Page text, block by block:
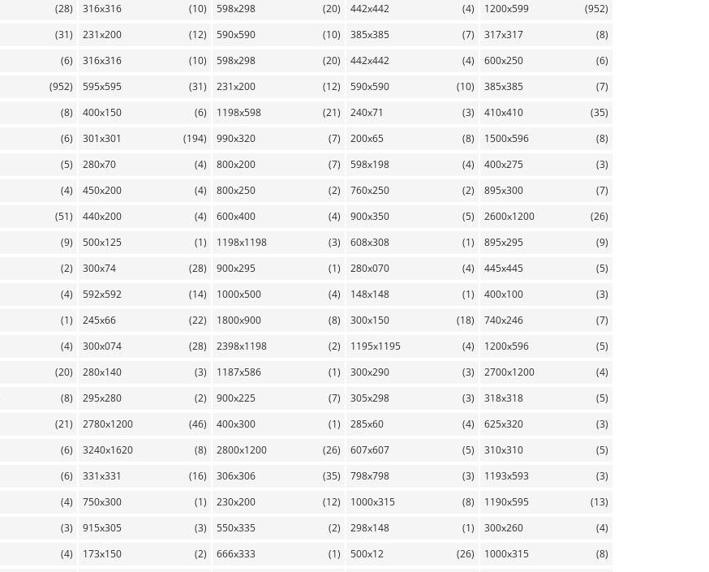
(28) 316x316 (10) 598x298 (20) 442x442 (4) 1200x599
(952)
(31) 231x200 (12) 590x590 (10) 385x385 (7) 317x317
(8)
(6) 316x316 (10) 598x298 (20) 442x442 (4) 600x250
(6)
(952) 595x595 (31) 231x200 (12) 590x590 (10) 385x385
(7)
(8) 400x150 (6) 1198x598 (21) 240x71 (3) 410x410
(35)
(6) 301x301 (194) 990x320 (7) 200x65 (8) 1500x596
(8)
(5) 280x70 (4) 800x200 (7) 598x198 (4) 400x275
(3)
(4) 450x200 (4) 800x250 (2) 760x250 (2) 895x300
(7)
(51) 440x200 (4) 600x400 (4) 900x350 (5) 2600x1200
(26)
(9) 500x125 (1) 1198x1198 (3) 608x308 (1) 895x295
(9)
(2) 300x74 (28) 900x295 (1) 280x070 (4) 445x445
(5)
(4) 592x592 (14) 1000x500 (4) 148x148 (1) 400x100
(3)
(1) 245x66 (22) 1800x900 (8) 300x150 (18) 740x246
(7)
(4) 300x074 (28) 2398x1198 (2) 1195x1195 (4) 1200x596
(5)
(20) 280x140 (3) 1187x586 (1) 300x290 (3) 2700x1200
(4)
(8) 295x280 (2) 900x225 (7) 305x298 (3) 318x318
(5)
(21) 2780x1200 (46) 400x300 (1) 285x60 (4) 625x320
(3)
(6) 3240x1620 (8) 2800x1200 (26) 607x607 (5) 310x310
(5)
(6) 331x331 (16) 306x306 (35) 798x798 (3) 1193x593
(3)
(4) 750x300 (1) 230x200 (12) 1000x315 (8) 1190x595
(13)
(3) 915x305 (3) 550x335 (2) 298x148 (1) 300x260
(4)
(4) 173x150 (2) 666x333 (1) 500x12 (26) 1000x315
(8)